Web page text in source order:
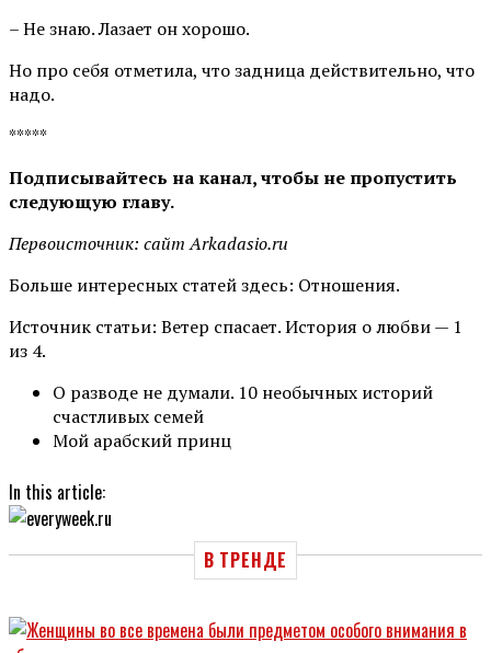
– Не знаю. Лазает он хорошо.
Но про себя отметила, что задница действительно, что
надо.
*****
Подписывайтесь на канал, чтобы не пропустить
следующую главу.
Первоисточник: сайт Arkadasio.ru
Больше интересных статей здесь: Отношения.
Источник статьи: Ветер спасает. История о любви — 1
из 4.
О разводе не думали. 10 необычных историй
счастливых семей
Мой арабский принц
In this article:
В ТРЕНДЕ